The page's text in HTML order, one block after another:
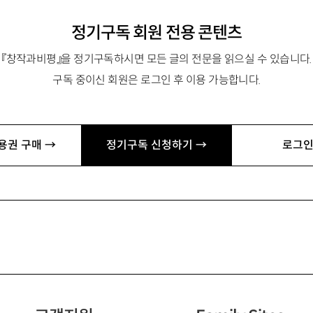
정기구독 회원 전용 콘텐츠
『창작과비평』을 정기구독하시면 모든 글의 전문을 읽으실 수 있습니다.
구독 중이신 회원은 로그인 후 이용 가능합니다.
권 구매 → 정기구독 신청하기 → 로그